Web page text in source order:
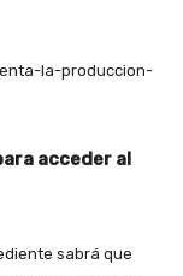
la-produccion-
acceder al
sabrá que